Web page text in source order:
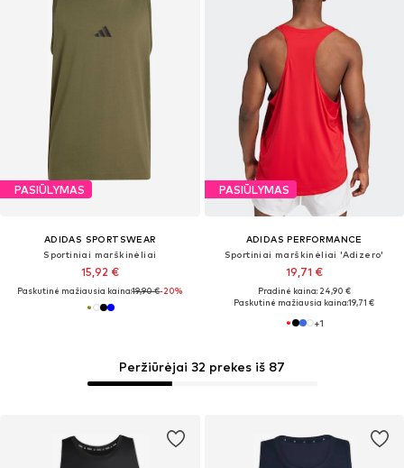
PASIŪLYMAS
ADIDAS SPORTSWEAR
Sportiniai marškinėliai
15,92 €
Paskutinė mažiausia kaina:19,90 €-20%
PASIŪLYMAS
ADIDAS PERFORMANCE
Sportiniai marškinėliai 'Adizero'
19,71 €
Pradinė kaina: 24,90 €
Paskutinė mažiausia kaina:19,71 €
+1
Peržiūrėjai 32 prekes iš 87